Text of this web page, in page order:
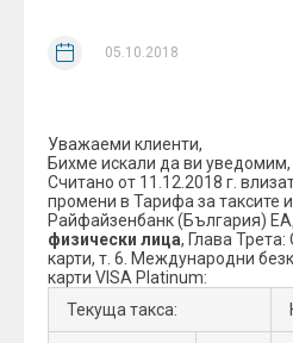
05.10.2018
Уважаеми клиенти,
Бихме искали да ви уведомим,
Считано от 11.12.2018 г.
промени в Тарифа за таксите
Райфайзенбанк (България)
физически лица, Глава
карти, т. 6. Международни
карти VISA Platinum:
Текуща такса: